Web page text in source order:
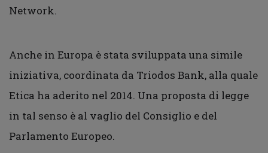
Network.
Anche in Europa è stata sviluppata una simile
iniziativa, coordinata da Triodos Bank, alla quale
Etica ha aderito nel 2014. Una proposta di legge
in tal senso è al vaglio del Consiglio e del
Parlamento Europeo.